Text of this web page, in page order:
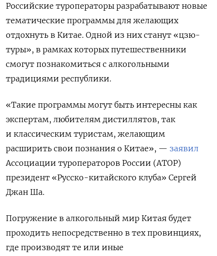
Российские туроператоры разрабатывают новые
тематические программы для желающих
отдохнуть в Китае. Одной из них станут «цзю-
туры», в рамках которых путешественники
смогут познакомиться с алкогольными
традициями республики.
«Такие программы могут быть интересны как
экспертам, любителям дистиллятов, так
и классическим туристам, желающим
расширить свои познания о Китае», — заявил
Ассоциации туроператоров России (АТОР)
президент «Русско-китайского клуба» Сергей
Джан Ша.
Погружение в алкогольный мир Китая будет
проходить непосредственно в тех провинциях,
где производят те или иные